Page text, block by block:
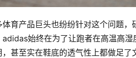
育产品巨头也纷纷针对这个问题
始终在为了让跑者在高温高
，甚至实在鞋底的透气性上都做足